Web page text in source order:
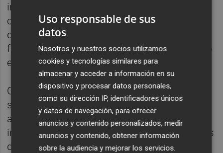
incorpora además informes específicos,
comparativas históricas, indicadores de
demanda y gráficos personalizables que
facilitan el seguimiento del comportamiento
energético de la instalación.
Otro de los aspectos destacados de la
solución es la incorporación de sistemas de
alarmas y avisos que permiten detectar
incidencias de comunicación o desviaciones
de consumo, favoreciendo una gestión más
Uso responsable de sus
datos
Nosotros y nuestros socios utilizamos
cookies y tecnologías similares para
almacenar y acceder a información en su
dispositivo y procesar datos personales,
como su dirección IP, identificadores únicos
y datos de navegación, para ofrecer
anuncios y contenido personalizados, medir
anuncios y contenido, obtener información
sobre la audiencia y mejorar los servicios.